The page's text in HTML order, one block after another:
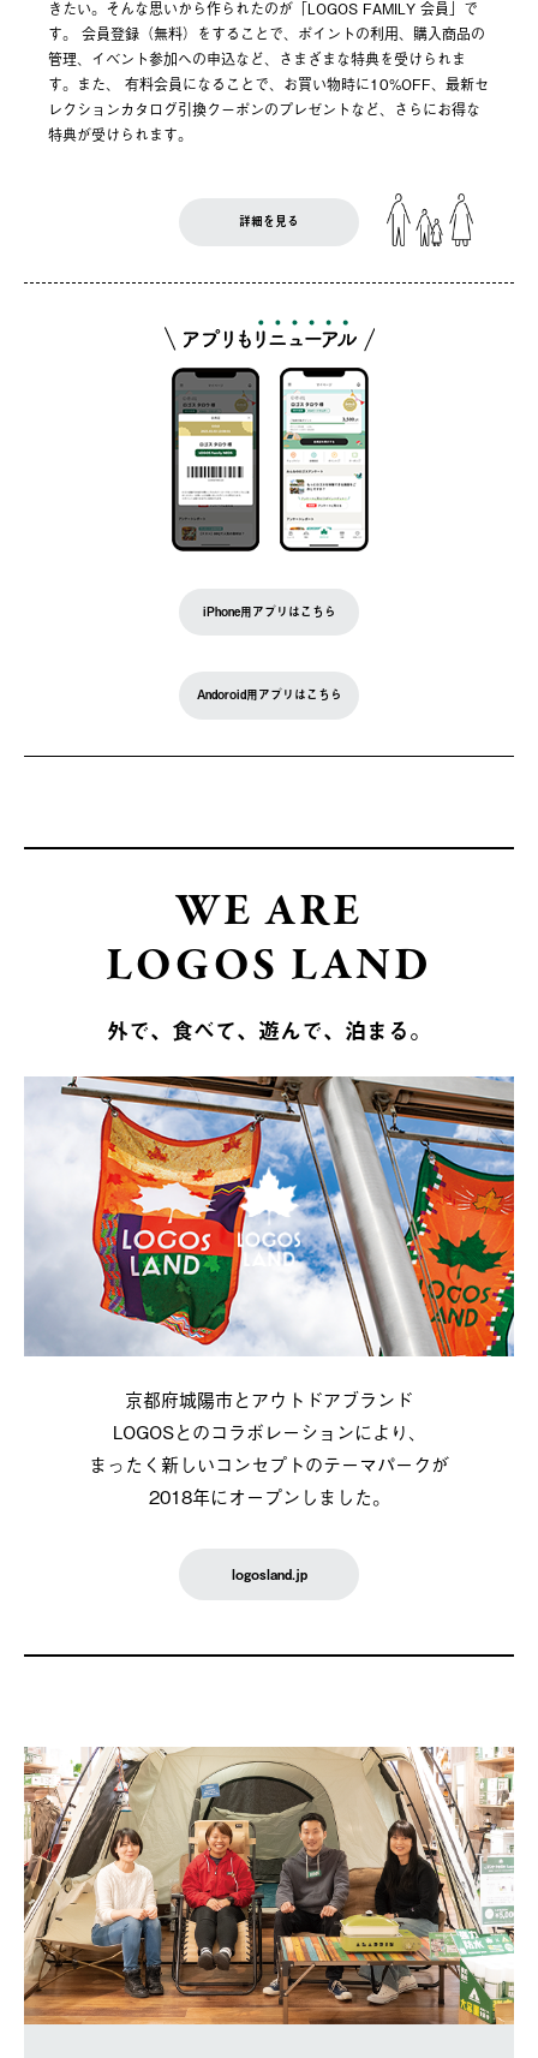
きたい。そんな思いから作られたのが「LOGOS FAMILY 会員」で
す。 会員登録（無料）をすることで、ポイントの利用、購入商品の
管理、イベント参加への申込など、さまざまな特典を受けられま
す。また、 有料会員になることで、お買い物時に10%OFF、最新セ
レクションカタログ引換クーポンのプレゼントなど、さらにお得な
特典が受けられます。
詳細を見る
iPhone用アプリはこちら
Andoroid用アプリはこちら
WE ARE
LOGOS LAND
外で、食べて、遊んで、泊まる。
京都府城陽市とアウトドアブランド
LOGOSとのコラボレーションにより、
まったく新しいコンセプトのテーマパークが
2018年にオープンしました。
logosland.jp